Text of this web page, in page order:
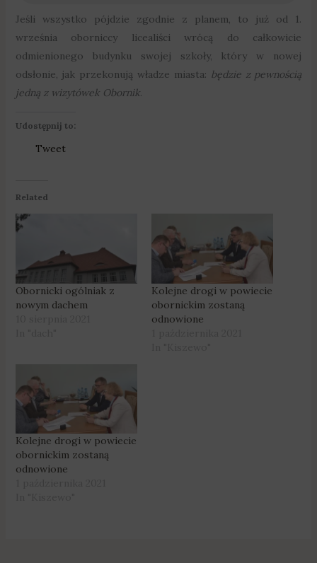
Jeśli wszystko pójdzie zgodnie z planem, to już od 1.
września oborniccy licealiści wrócą do całkowicie
odmienionego budynku swojej szkoły, który w nowej
odsłonie, jak przekonują władze miasta: będzie z pewnością
jedną z wizytówek Obornik.
Udostępnij to:
Tweet
Related
Obornicki ogólniak z
nowym dachem
Kolejne drogi w powiecie
obornickim zostaną
odnowione
Kolejne drogi w powiecie
obornickim zostaną
odnowione